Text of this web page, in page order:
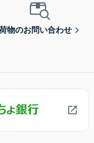
物のお問い合わせ